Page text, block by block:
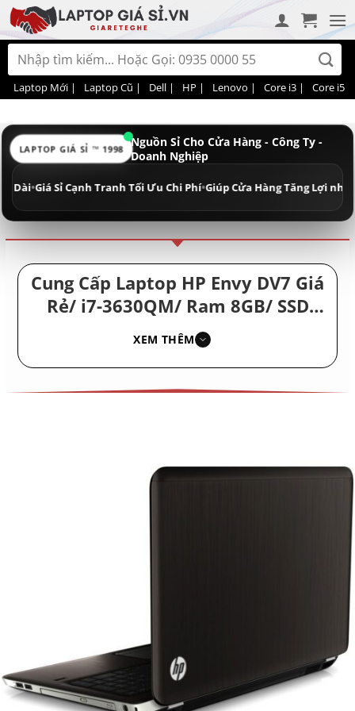
Bỏ
qua
nội
dung
Tìm
kiếm:
Laptop Mới | Laptop Cũ | Dell | HP | Lenovo | Core i3 | Core i5 |
Điều hướng Phân loại
LAPTOP GIÁ SỈ ™ 1998
Nguồn Sỉ Cho Cửa Hàng - Công Ty -
Doanh Nghiệp
Giá Sỉ Cạnh Tranh Tối Ưu Chi Phí•Giúp Cửa Hàng Tăng Lợi nhuận -
Cung Cấp Laptop HP Envy DV7 Giá
Rẻ/ i7-3630QM/ Ram 8GB/ SSD
256GB/ Máy Tính Giá Rẻ Nhập
Khẩu/ Lap Top Cũ Laptop HP/
Laptop 2 Card Màn Hình
XEM THÊM